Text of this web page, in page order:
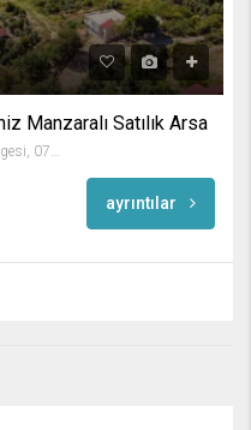
Manzaralı Satılık Arsa
ayrıntılar